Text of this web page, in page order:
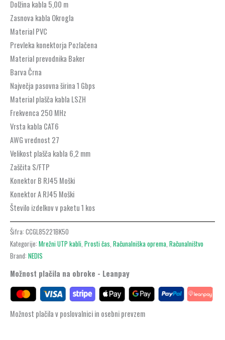
Dolžina kabla 5,00 m
Zasnova kabla Okrogla
Material PVC
Prevleka konektorja Pozlačena
Material prevodnika Baker
Barva Črna
Največja pasovna širina 1 Gbps
Material plašča kabla LSZH
Frekvenca 250 MHz
Vrsta kabla CAT6
AWG vrednost 27
Velikost plašča kabla 6,2 mm
Zaščita S/FTP
Konektor B RJ45 Moški
Konektor A RJ45 Moški
Število izdelkov v paketu 1 kos
Šifra: CCGL85221BK50
Kategorije: Mrežni UTP kabli Prosti čas Računalniška oprema Računalništvo
Brand: NEDIS
Možnost plačila na obroke - Leanpay
Možnost plačila v poslovalnici in osebni prevzem